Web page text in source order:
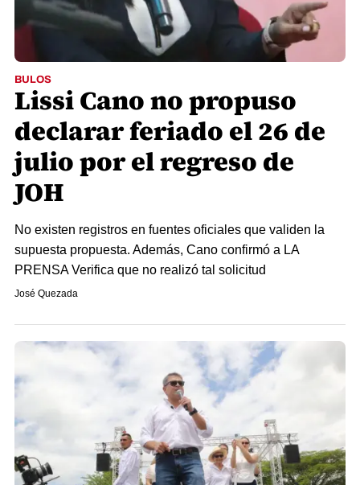
BULOS
Lissi Cano no propuso
declarar feriado el 26 de
julio por el regreso de
JOH
No existen registros en fuentes oficiales que validen la
supuesta propuesta. Además, Cano confirmó a LA
PRENSA Verifica que no realizó tal solicitud
José Quezada